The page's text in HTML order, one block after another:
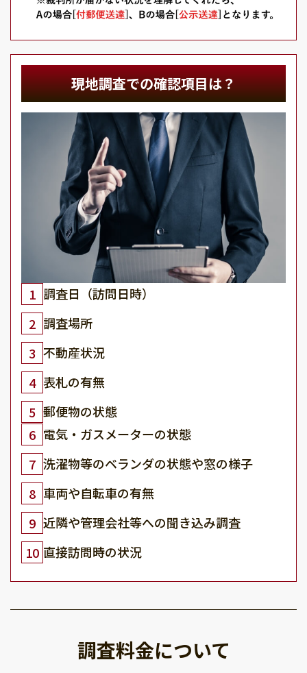
現地調査での確認項目は？
1 調査日（訪問日時）
2 調査場所
3 不動産状況
4 表札の有無
5 郵便物の状態
6 電気・ガスメーターの状態
7 洗濯物等のベランダの状態や窓の様子
8 車両や自転車の有無
9 近隣や管理会社等への聞き込み調査
10 直接訪問時の状況
調査料金について